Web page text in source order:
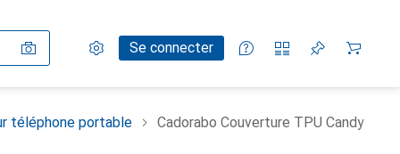
Paramètres
Compte clientSe connecter
Listes de comparaison
Listes d'envies
Panier
téléphone portable Cadorabo Couverture TPU Candy